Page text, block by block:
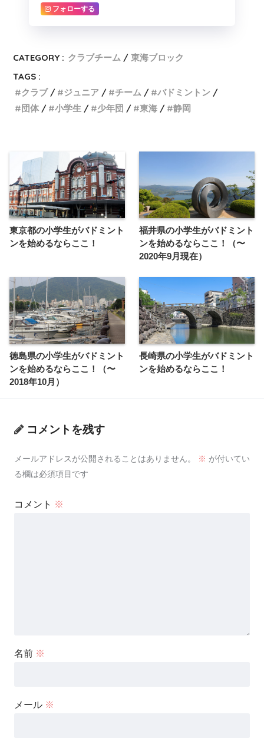
フォローする
CATEGORY : クラブチーム
東海ブロック
TAGS :
クラブ
ジュニア チーム
バドミントン
団体
小学生 少年団 東海 静岡
東京都の小学生がバドミント
ンを始めるならここ！
福井県の小学生がバドミント
ンを始めるならここ！（〜
2020年9月現在）
徳島県の小学生がバドミント
ンを始めるならここ！（〜
2018年10月）
長崎県の小学生がバドミント
ンを始めるならここ！
コメントを残す
メールアドレスが公開されることはありません。 ※ が付いてい
る欄は必須項目です
コメント ※
名前 ※
メール ※